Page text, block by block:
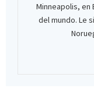
Minneapolis, en
del mundo. Le